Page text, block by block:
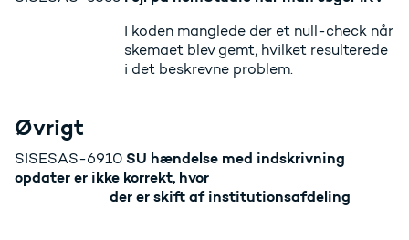
I koden manglede der et null-check når
skemaet blev gemt, hvilket resulterede
i det beskrevne problem.
Øvrigt
SISESAS-6910 SU hændelse med indskrivning
opdater er ikke korrekt, hvor
der er skift af institutionsafdeling